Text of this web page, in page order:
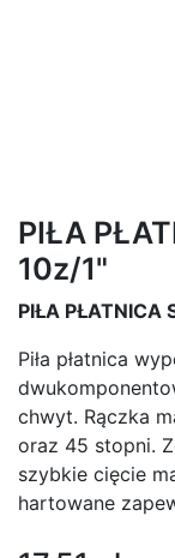
PIŁA
10z/1"
PIŁA PŁATNICA
Piła płatnica
chwyt. Rączka
oraz 45 stopni.
szybkie cięcie
hartowane